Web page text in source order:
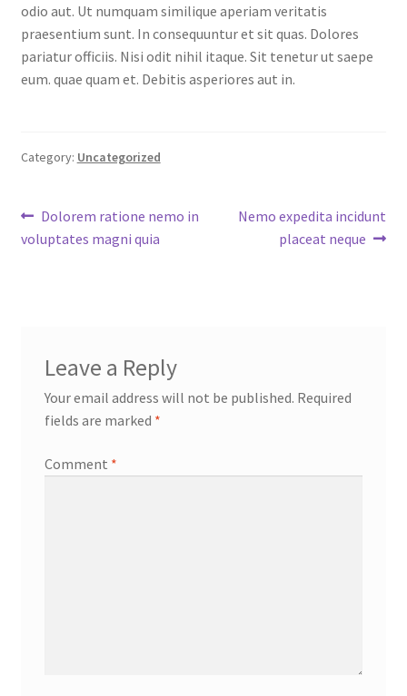
odio aut. Ut numquam similique aperiam veritatis
praesentium sunt. In consequuntur et sit quas. Dolores
pariatur officiis. Nisi odit nihil itaque. Sit tenetur ut saepe
eum. quae quam et. Debitis asperiores aut in.
Category: Uncategorized
Post
navigation
Previous
post:
Dolorem ratione nemo in
voluptates magni quia
Next
Nemo expedita incidunt
placeat neque
Leave a Reply
Your email address will not be published. Required
fields are marked *
Comment *